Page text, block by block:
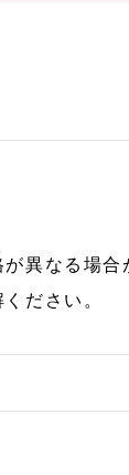
異なる場合
ださい。